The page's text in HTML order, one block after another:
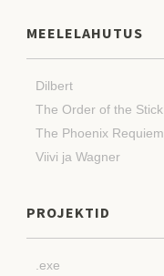
MEELELAHUTUS
Dilbert
The Order of the Stick
The Phoenix Requiem
Viivi ja Wagner
PROJEKTID
.exe